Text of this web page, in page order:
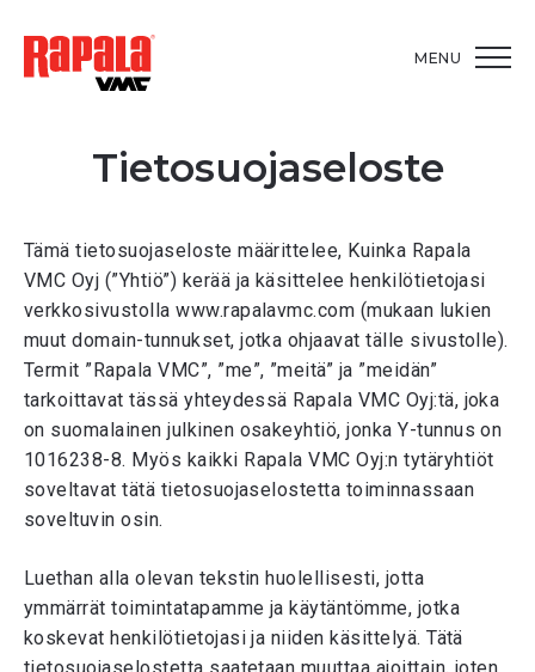
MENU
Tietosuojaseloste
Tämä tietosuojaseloste määrittelee, Kuinka Rapala
VMC Oyj (”Yhtiö”) kerää ja käsittelee henkilötietojasi
verkkosivustollawww.rapalavmc.com (mukaan lukien
muut domain-tunnukset, jotka ohjaavat tälle sivustolle).
Termit ”Rapala VMC”, ”me”, ”meitä” ja ”meidän”
tarkoittavat tässä yhteydessä Rapala VMC Oyj:tä, joka
on suomalainen julkinen osakeyhtiö, jonka Y-tunnus on
1016238-8. Myös kaikki Rapala VMC Oyj:n tytäryhtiöt
soveltavat tätä tietosuojaselostetta toiminnassaan
soveltuvin osin.
Luethan alla olevan tekstin huolellisesti, jotta
ymmärrät toimintatapamme ja käytäntömme, jotka
koskevat henkilötietojasi ja niiden käsittelyä. Tätä